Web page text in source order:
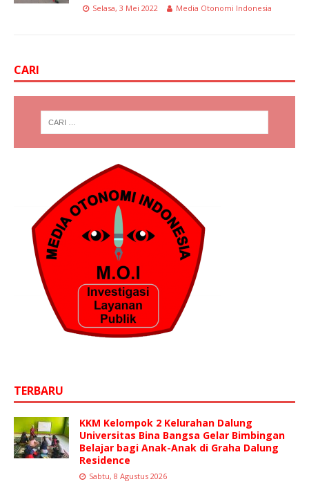
Selasa, 3 Mei 2022 Media Otonomi Indonesia
CARI
TERBARU
KKM Kelompok 2 Kelurahan Dalung
Universitas Bina Bangsa Gelar Bimbingan
Belajar bagi Anak-Anak di Graha Dalung
Residence
Sabtu, 8 Agustus 2026